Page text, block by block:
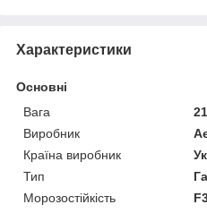
Характеристики
Основні
Вага
Виробник
Країна виробник
Тип
Морозостійкість